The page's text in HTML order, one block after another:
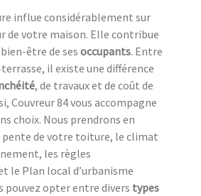
influe considérablement sur
de votre maison. Elle contribue
être de ses occupants. Entre
il existe une différence
, de travaux et de coût de
Couvreur 84 vous accompagne
choix. Nous prendrons en
de votre toiture, le climat
les règles
le Plan local d’urbanisme
pouvez opter entre divers types